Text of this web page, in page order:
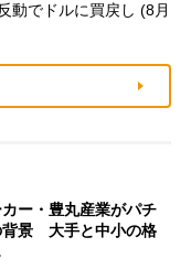
動でドルに買戻し (8月
ー・豊丸産業がパチ
背景 大手と中小の格